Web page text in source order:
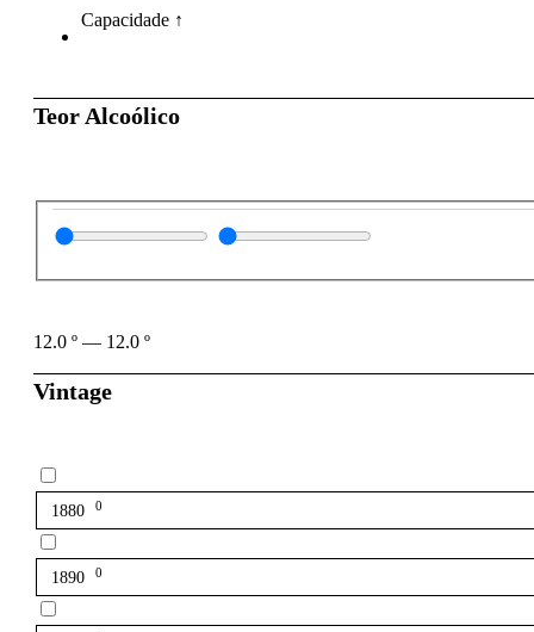
Capacidade ↑
Teor Alcoólico
12.0 º — 12.0 º
Vintage
1880 0
1890 0